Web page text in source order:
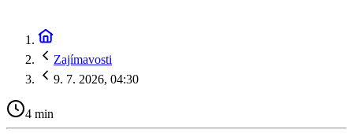
Zajímavosti
9. 7. 2026, 04:30
4 min